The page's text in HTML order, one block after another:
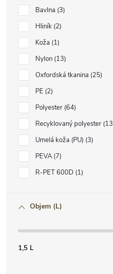
Bavlna 3
Hliník 2
Koža 1
Nylon 13
Oxfordská tkanina 25
PE 2
Polyester 64
Recyklovaný polyester 13
Umelá koža (PU) 3
PEVA 7
R-PET 600D 1
Objem (L)
1,5 L